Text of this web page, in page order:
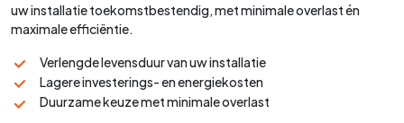
uw installatie toekomstbestendig, met minimale overlast én
maximale efficiëntie.
Verlengde levensduur van uw installatie
Lagere investerings- en energiekosten
Duurzame keuze met minimale overlast